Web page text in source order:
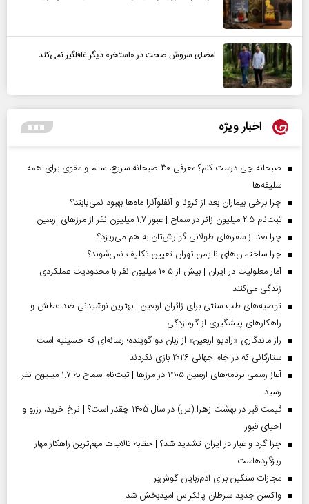
امضای سروش صحت در «استخر» دیگر غافلگیر نمی‌کند
اخبار ویژه
صبحانه چی درست کنم؟ معرفی ۳۰ صبحانه سریع، سالم و مقوی برای همه
سلیقه‌ها
چرا برخی بیماران بعد از کرونا و آنفلوآنزا ماه‌ها بهبود نمی‌یابند؟
ثبت‌نام ۲.۵ میلیون زائر در سماح | عبور ۱.۷ میلیون نفر از مرز‌های اربعین
چرا بعد از سفرهای طولانی گوارش‌تان به هم می‌ریزد؟
چرا ساختمان‌های ناایمن تهران تعیین تکلیف نمی‌شوند؟
آمار معلولیت در ایران | بیش از ۱۰.۵ میلیون نفر با محدودیت عملکردی
زندگی می‌کنند
توصیه‌های طب سنتی برای زائران اربعین | بهترین نوشیدنی ضد عطش و
راهکارهای پیشگیری از گرمازدگی
راز ماندگاری «رادیو اربعین» از زبان دو گوینده؛ رسانه‌ای که حسینیه است
ستارگانی که در جام جهانی ۲۰۲۶ بازی نکردند
آغاز رسمی برنامه‌های اربعین ۱۴۰۵ در مرز‌ها | ثبت‌نام سماح به ۱.۷ میلیون نفر
رسید
قیمت قبر در بهشت زهرا (س) در سال ۱۴۰۵ چقدر است؟ | نرخ خرید، رزرو و
احیای قبور
چرا گرد و غبار در ایران تشدید شد؟ | حقابه تالاب‌ها مهم‌ترین راهکار مهار
ریزگردهاست
مجازات سنگین برای آدم‌ربایان گوش‌بر
واکسن جدید سرطان پانکراس امیدبخش شد